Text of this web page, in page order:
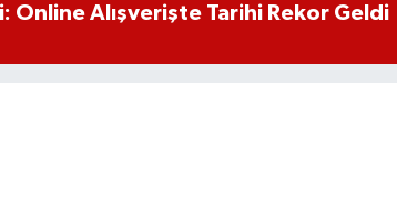
Online Alışverişte Tarihi Rekor Geldi